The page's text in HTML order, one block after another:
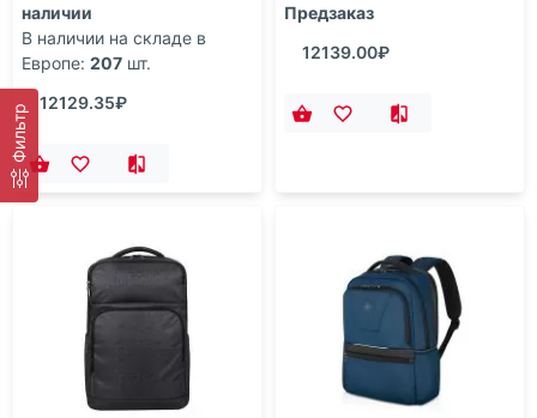
Фильтр
наличии
В наличии на складе в
Европе: 207 шт.
12129.35₽
Предзаказ
12139.00₽